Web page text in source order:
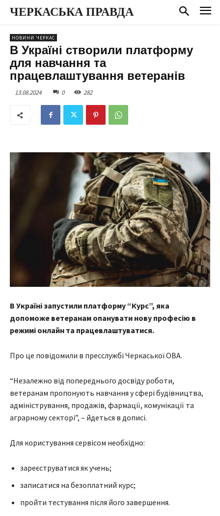
ЧЕРКАСЬКА ПРАВДА
НОВИНИ ЧЕРКАС
В Україні створили платформу
для навчання та
працевлаштування ветеранів
13.08.2024 0 282
В Україні запустили платформу “Курс”, яка
допоможе ветеранам опанувати нову професію в
режимі онлайн та працевлаштуватися.
Про це повідомили в пресслужбі Черкаської ОВА.
“Незалежно від попереднього досвіду роботи,
ветеранам пропонують навчання у сфері будівництва,
адміністрування, продажів, фармації, комунікації та
аграрному секторі”, – йдеться в дописі.
Для користування сервісом необхідно:
зареєструватися як учень;
записатися на безоплатний курс;
пройти тестування після його завершення.